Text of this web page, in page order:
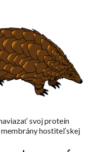
svoj proteín
hostiteľskej